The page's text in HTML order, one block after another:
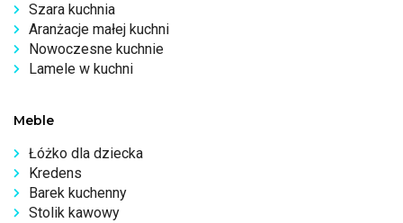
Szara kuchnia
Aranżacje małej kuchni
Nowoczesne kuchnie
Lamele w kuchni
Meble
Łóżko dla dziecka
Kredens
Barek kuchenny
Stolik kawowy